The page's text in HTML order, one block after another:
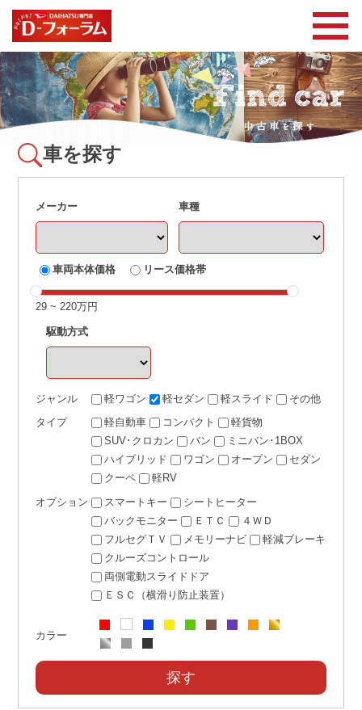
車を探す
メーカー 車種
車両本体価格 リース価格帯
29 ~ 220万円
駆動方式
ジャンル 軽ワゴン 軽セダン 軽スライド
その他
タイプ
軽自動車 コンパクト
軽貨物
SUV･クロカン
バン
ミニバン･1BOX
ハイブリッド
ワゴン オープン
セダン
クーペ
軽RV
オプション
スマートキー
シートヒーター
バックモニター
ＥＴＣ
４ＷＤ
フルセグＴＶ
メモリーナビ
軽減ブレーキ
クルーズコントロール
両側電動スライドドア
ＥＳＣ（横滑り防止装置）
カラー